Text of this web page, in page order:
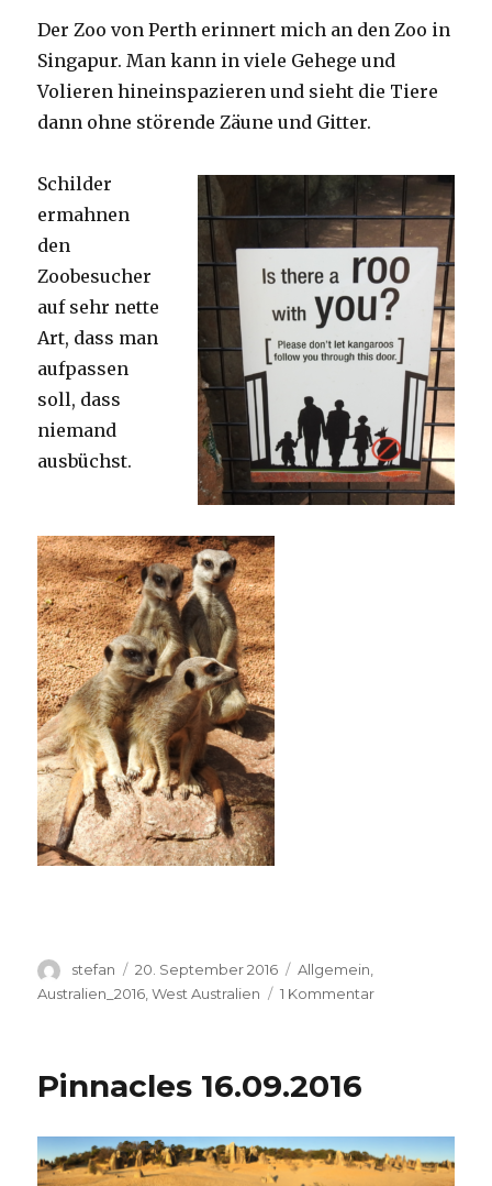
Perth
Der Zoo von Perth erinnert mich an den Zoo in
Singapur. Man kann in viele Gehege und
Volieren hineinspazieren und sieht die Tiere
dann ohne störende Zäune und Gitter.
Schilder
ermahnen
den
Zoobesucher
auf sehr nette
Art, dass man
aufpassen
soll, dass
niemand
ausbüchst.
Autor
stefan
Veröffentlicht
am
20. September 2016 Kategorien
Allgemein,
Australien_2016 ,West Australien 1 Kommentarzu
Pinnacles 16.09.2016